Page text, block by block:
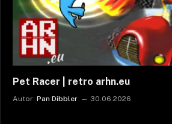
Pet Racer | retro arhn.eu
Autor: Pan Dibbler 30.06.2026